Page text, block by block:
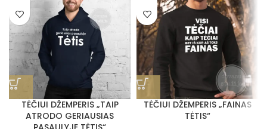
TĖČIUI DŽEMPERIS „TAIP
ATRODO GERIAUSIAS
TĖČIUI DŽEMPERIS „FAINAS
TĖTIS“